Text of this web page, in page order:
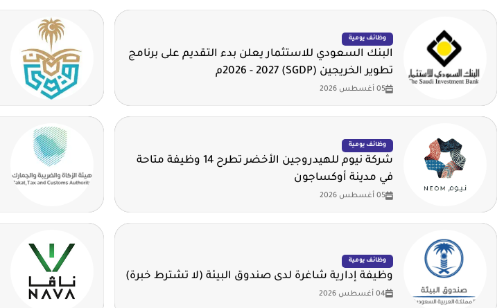
وظائف يومية
البنك السعودي للاستثمار يعلن بدء التقديم على برنامج
تطوير الخريجين (SGDP) 2026 - 2027م
05 أغسطس 2026
وظائف يومية
شركة نيوم للهيدروجين الأخضر تطرح 14 وظيفة متاحة
في مدينة أوكساجون
05 أغسطس 2026
وظائف يومية
وظيفة إدارية شاغرة لدى صندوق البيئة (لا تشترط خبرة)
04 أغسطس 2026